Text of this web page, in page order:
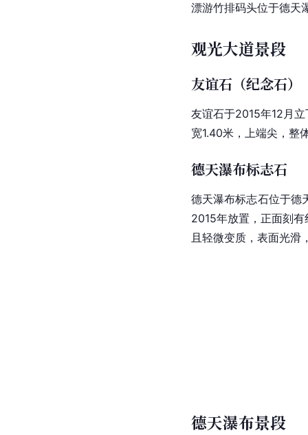
漂游竹排码头位于德天
观光大道景段
友谊石（纪念石）
友谊石于2015年12月
宽1.40米，上端尖，整
德天瀑布标志石
德天瀑布标志石位于德
2015年放置，正面刻
且轻微变质，表面光滑
德天瀑布景段